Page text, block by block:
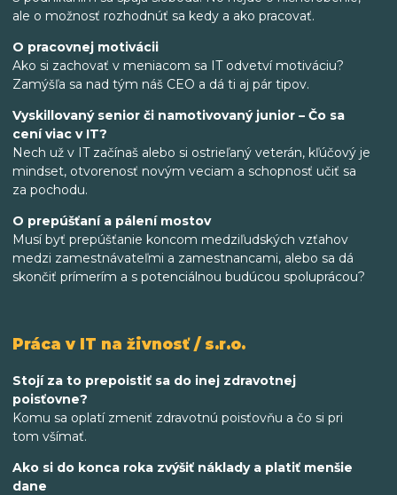
ale o možnosť rozhodnúť sa kedy a ako pracovať.
O pracovnej motivácii
Ako si zachovať v meniacom sa IT odvetví motiváciu?
Zamýšľa sa nad tým náš CEO a dá ti aj pár tipov.
Vyskillovaný senior či namotivovaný junior – Čo sa
cení viac v IT?
Nech už v IT začínaš alebo si ostrieľaný veterán, kľúčový je
mindset, otvorenosť novým veciam a schopnosť učiť sa
za pochodu.
O prepúšťaní a pálení mostov
Musí byť prepúšťanie koncom medziľudských vzťahov
medzi zamestnávateľmi a zamestnancami, alebo sa dá
skončiť prímerím a s potenciálnou budúcou spoluprácou?
Práca v IT na živnosť / s.r.o.
Stojí za to prepoistiť sa do inej zdravotnej
poisťovne?
Komu sa oplatí zmeniť zdravotnú poisťovňu a čo si pri
tom všímať.
Ako si do konca roka zvýšiť náklady a platiť menšie
dane